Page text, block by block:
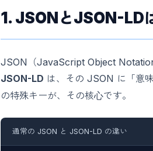
1. JSONとJSON-LD
JSON（JavaScript Object
JSON-LD は、その JSON に「意
の特殊キーが、その核心です。
通常の JSON と JSON-LD の違い